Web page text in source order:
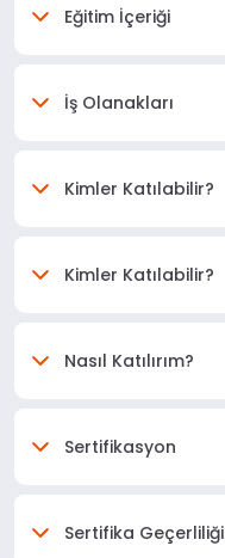
Eğitim İçeriği
İş Olanakları
Kimler Katılabilir?
Kimler Katılabilir?
Nasıl Katılırım?
Sertifikasyon
Sertifika Geçerliliği